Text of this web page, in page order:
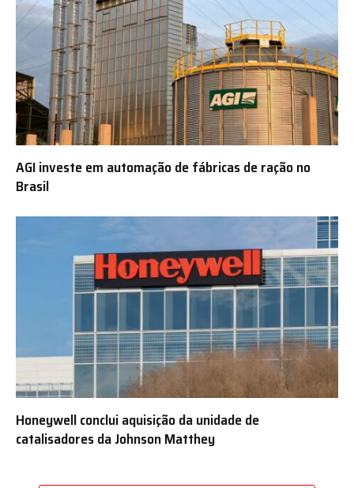
AGI investe em automação de fábricas de ração no
Brasil
Honeywell conclui aquisição da unidade de
catalisadores da Johnson Matthey